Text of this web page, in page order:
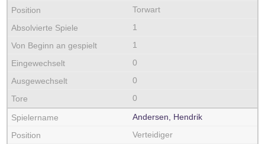
Torwart
1
1
0
0
0
Andersen, Hendrik
Verteidiger